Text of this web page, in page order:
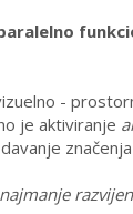
-
je aktiviranje